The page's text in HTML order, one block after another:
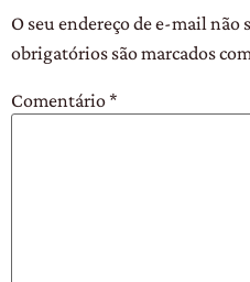
O seu endereço de e-mail não
obrigatórios são marcados com
Comentário*